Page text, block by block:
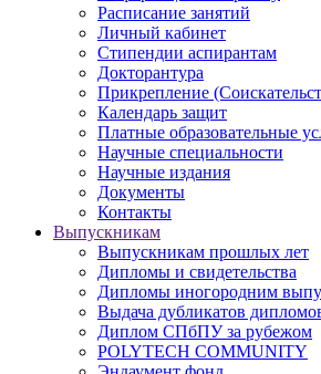
Расписание занятий
Личный кабинет
Стипендии аспирантам
Докторантура
Прикрепление
Календарь защит
Платные образовательные
Научные специальности
Научные издания
Документы
Контакты
Выпускникам
Выпускникам прошлых лет
Дипломы и свидетельства
Дипломы иногородним
Выдача дубликатов
Диплом СПбПУ за рубежом
POLYTECH COMMUNITY